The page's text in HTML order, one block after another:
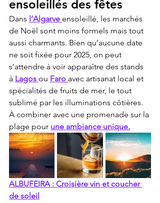
ensoleillés des fêtes
Dans l’Algarve ensoleillé, les marchés
de Noël sont moins formels mais tout
aussi charmants. Bien qu’aucune date
ne soit fixée pour 2025, on peut
s’attendre à voir apparaître des stands
à Lagos ou Faro avec artisanat local et
spécialités de fruits de mer, le tout
sublimé par les illuminations côtières.
À combiner avec une promenade sur la
plage pour une ambiance unique.
ALBUFEIRA : Croisière vin et coucher
de soleil